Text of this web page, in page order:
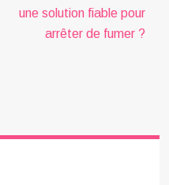
une solution fiable pour
arrêter de fumer ?